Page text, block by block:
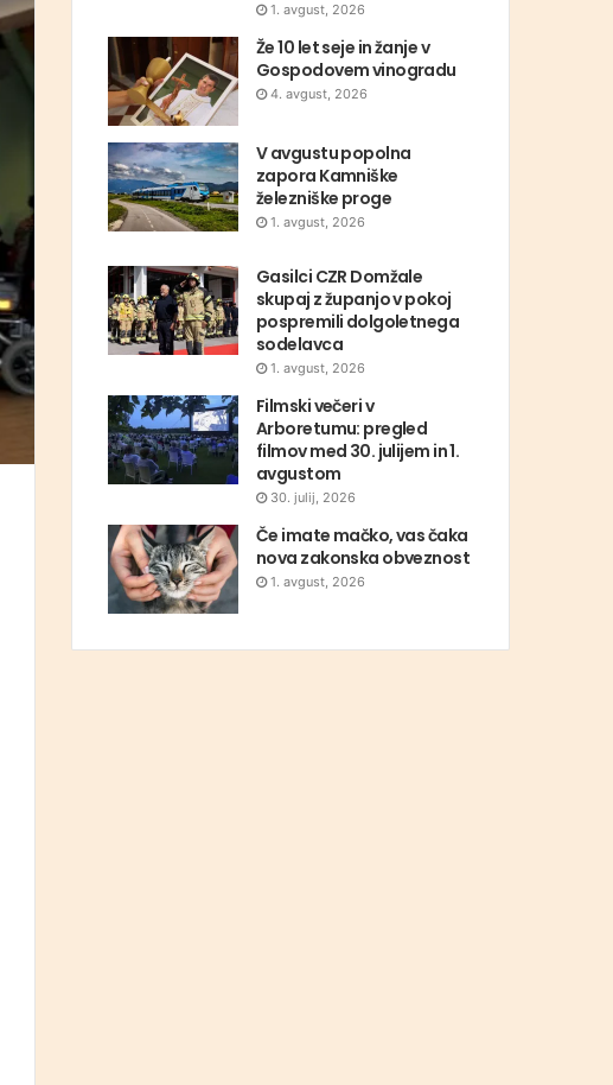
1. avgust, 2026
Že 10 let seje in žanje v
Gospodovem vinogradu
4. avgust, 2026
V avgustu popolna
zapora Kamniške
železniške proge
1. avgust, 2026
Gasilci CZR Domžale
skupaj z županjo v pokoj
pospremili dolgoletnega
sodelavca
1. avgust, 2026
Filmski večeri v
Arboretumu: pregled
filmov med 30. julijem in 1.
avgustom
30. julij, 2026
Če imate mačko, vas čaka
nova zakonska obveznost
1. avgust, 2026